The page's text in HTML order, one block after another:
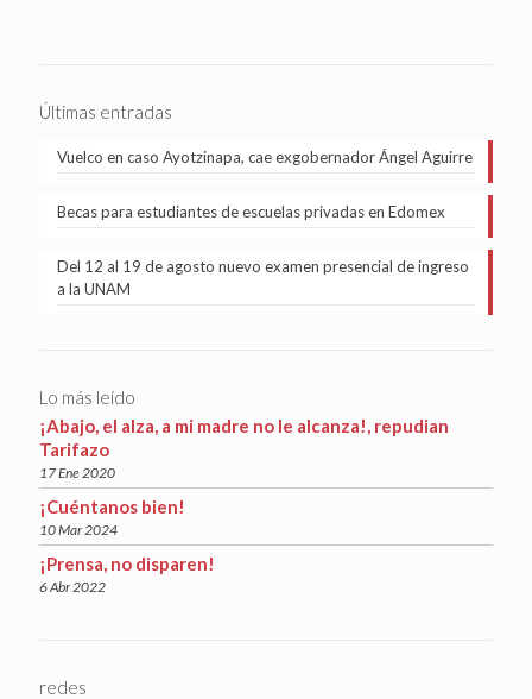
Últimas entradas
Vuelco en caso Ayotzinapa, cae exgobernador Ángel Aguirre
Becas para estudiantes de escuelas privadas en Edomex
Del 12 al 19 de agosto nuevo examen presencial de ingreso
a la UNAM
Lo más leído
¡Abajo, el alza, a mi madre no le alcanza!, repudian
Tarifazo
17 Ene 2020
¡Cuéntanos bien!
10 Mar 2024
¡Prensa, no disparen!
6 Abr 2022
redes